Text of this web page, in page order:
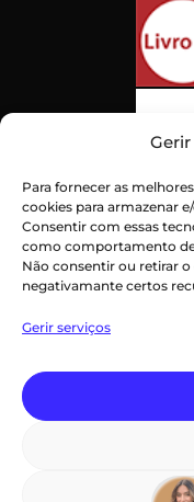
Para fornecer as
cookies para armazenar
Consentir com essas
como comportamento de
Não consentir ou retirar
negativamante certos
Gerir serviços
Declaração de